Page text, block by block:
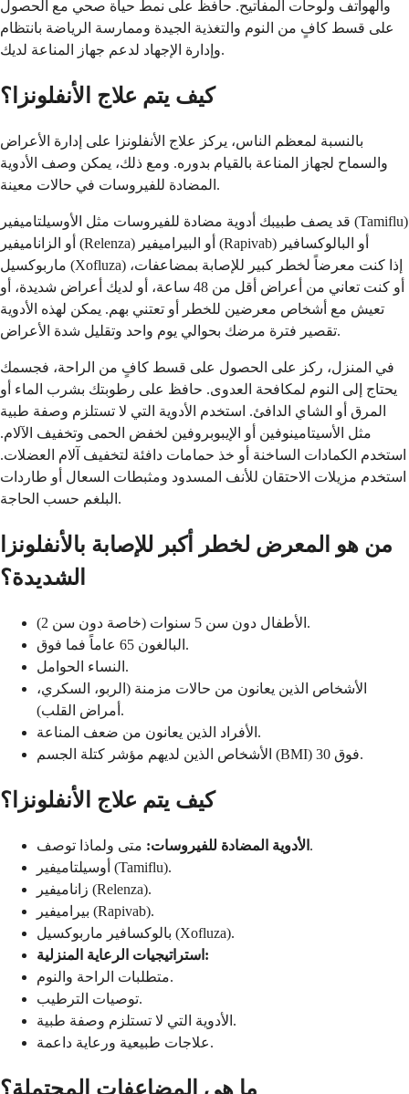
والهواتف ولوحات المفاتيح. حافظ على نمط حياة صحي مع الحصول
على قسط كافٍ من النوم والتغذية الجيدة وممارسة الرياضة بانتظام
وإدارة الإجهاد لدعم جهاز المناعة لديك.
كيف يتم علاج الأنفلونزا؟
بالنسبة لمعظم الناس، يركز علاج الأنفلونزا على إدارة الأعراض
والسماح لجهاز المناعة بالقيام بدوره. ومع ذلك، يمكن وصف الأدوية
المضادة للفيروسات في حالات معينة.
قد يصف طبيبك أدوية مضادة للفيروسات مثل الأوسيلتاميفير (Tamiflu)
أو الزاناميفير (Relenza) أو البيراميفير (Rapivab) أو البالوكسافير
ماربوكسيل (Xofluza) إذا كنت معرضاً لخطر كبير للإصابة بمضاعفات،
أو كنت تعاني من أعراض أقل من 48 ساعة، أو لديك أعراض شديدة، أو
تعيش مع أشخاص معرضين للخطر أو تعتني بهم. يمكن لهذه الأدوية
تقصير فترة مرضك بحوالي يوم واحد وتقليل شدة الأعراض.
في المنزل، ركز على الحصول على قسط كافٍ من الراحة، فجسمك
يحتاج إلى النوم لمكافحة العدوى. حافظ على رطوبتك بشرب الماء أو
المرق أو الشاي الدافئ. استخدم الأدوية التي لا تستلزم وصفة طبية
مثل الأسيتامينوفين أو الإيبوبروفين لخفض الحمى وتخفيف الآلام.
استخدم الكمادات الساخنة أو خذ حمامات دافئة لتخفيف آلام العضلات.
استخدم مزيلات الاحتقان للأنف المسدود ومثبطات السعال أو طاردات
البلغم حسب الحاجة.
من هو المعرض لخطر أكبر للإصابة بالأنفلونزا
الشديدة؟
الأطفال دون سن 5 سنوات (خاصة دون سن 2).
البالغون 65 عاماً فما فوق.
النساء الحوامل.
الأشخاص الذين يعانون من حالات مزمنة (الربو، السكري،
أمراض القلب).
الأفراد الذين يعانون من ضعف المناعة.
الأشخاص الذين لديهم مؤشر كتلة الجسم (BMI) فوق 30.
كيف يتم علاج الأنفلونزا؟
الأدوية المضادة للفيروسات: متى ولماذا توصف.
أوسيلتاميفير (Tamiflu).
زاناميفير (Relenza).
بيراميفير (Rapivab).
بالوكسافير ماربوكسيل (Xofluza).
استراتيجيات الرعاية المنزلية:
متطلبات الراحة والنوم.
توصيات الترطيب.
الأدوية التي لا تستلزم وصفة طبية.
علاجات طبيعية ورعاية داعمة.
ما هي المضاعفات المحتملة؟